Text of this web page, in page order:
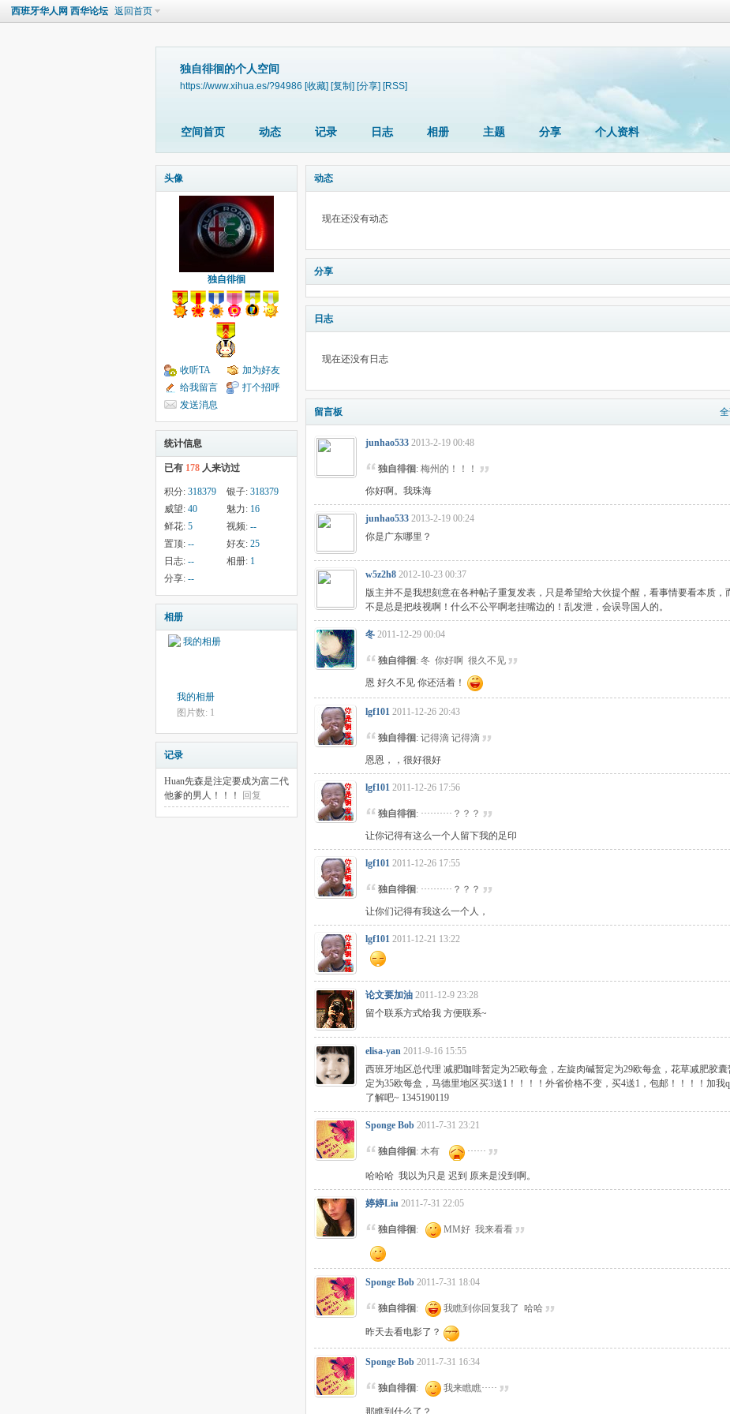
西班牙华人网 西华论坛 返回首页
独自徘徊的个人空间
https://www.xihua.es/?94986 [收藏] [复制] [分享] [RSS]
空间首页 动态 记录 日志 相册 主题 分享 个人资料
头像
独自徘徊
收听TA
加为好友
给我留言
打个招呼
发送消息
统计信息
已有 178 人来访过
积分: 318379 银子: 318379
威望: 40 魅力: 16
鲜花: 5 视频: --
置顶: -- 好友: 25
日志: -- 相册: 1
分享: --
相册
我的相册
图片数: 1
记录
Huan先森是注定要成为富二代
他爹的男人！！！
回复
动态
现在还没有动态
分享
日志
现在还没有日志
留言板
junhao533 2013-2-19 00:48
独自徘徊 : 梅州的！！！
你好啊。我珠海
junhao533 2013-2-19 00:24
你是广东哪里？
w5z2h8 2012-10-23 00:37
版主并不是我想刻意在各种帖子重复发表，只是希望给大伙提个醒，看事情要看本质，
不是总是把歧视啊！什么不公平啊老挂嘴边的！乱发泄，会误导国人的。
冬 2011-12-29 00:04
独自徘徊 : 冬 你好啊 很久不见
恩 好久不见 你还活着！
lgf101 2011-12-26 20:43
独自徘徊 : 记得滴 记得滴
恩恩，，很好很好
lgf101 2011-12-26 17:56
独自徘徊 : ··········？？？
让你记得有这么一个人留下我的足印
lgf101 2011-12-26 17:55
独自徘徊 : ··········？？？
让你们记得有我这么一个人，
lgf101 2011-12-21 13:22
论文要加油 2011-12-9 23:28
留个联系方式给我 方便联系~
elisa-yan 2011-9-16 15:55
西班牙地区总代理 减肥咖啡暂定为25欧每盒，左旋肉碱暂定为29欧每盒，花草减肥胶囊
定为35欧每盒，马德里地区买3送1！！！！外省价格不变，买4送1，包邮！！！！加我q
了解吧~ 1345190119
Sponge Bob 2011-7-31 23:21
独自徘徊 : 木有 ······
哈哈哈 我以为只是 迟到 原来是没到啊。
婷婷Liu 2011-7-31 22:05
独自徘徊: MM好 我来看看
Sponge Bob 2011-7-31 18:04
独自徘徊 : 我瞧到你回复我了 哈哈
昨天去看电影了？
Sponge Bob 2011-7-31 16:34
独自徘徊: 我来瞧瞧·····
那瞧到什么了？